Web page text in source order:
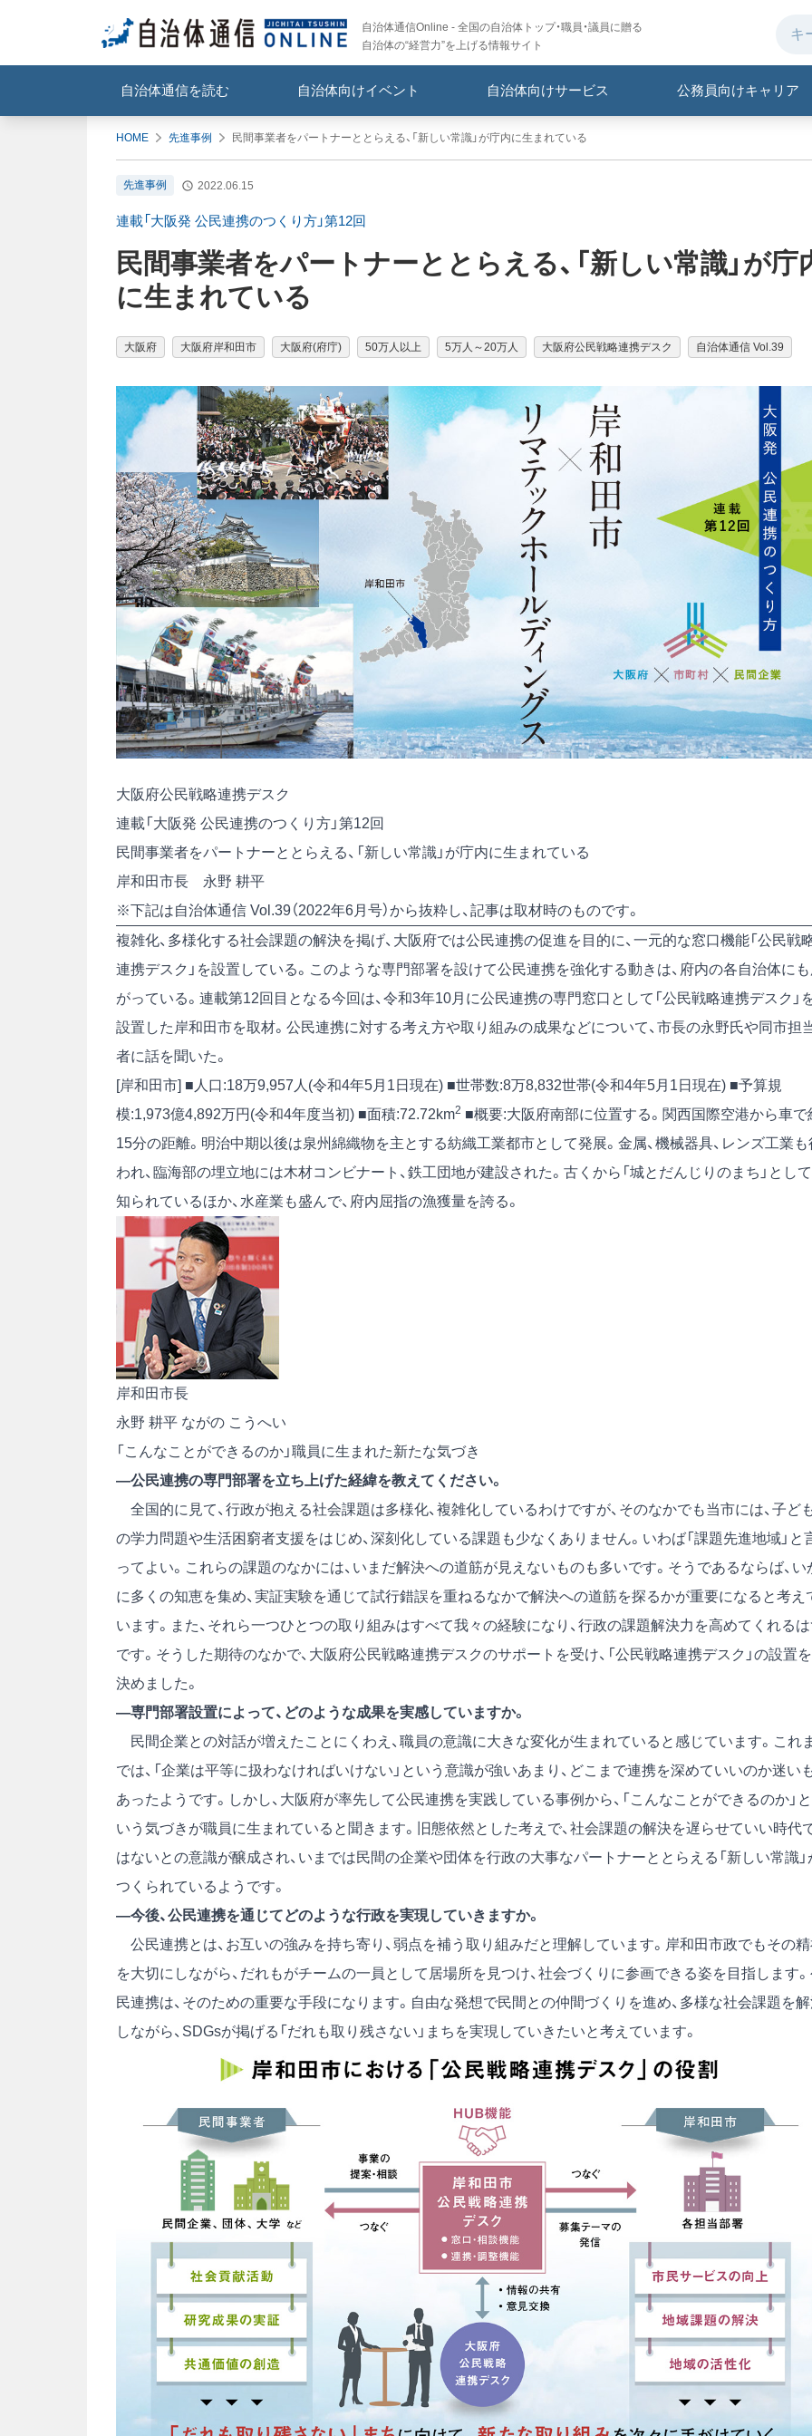
自治体通信Online - 全国の自治体トップ・職員・議員に贈る
自治体の“経営力”を上げる情報サイト
自治体通信を読む 自治体向けイベント 自治体向けサービス 公務員向けキャリア
HOME 先進事例 民間事業者をパートナーととらえる、「新しい常識」が庁内に生まれている
先進事例 2022.06.15
連載「大阪発 公民連携のつくり方」第12回
民間事業者をパートナーととらえる、「新しい常識」が庁
に生まれている
大阪府 大阪府岸和田市 大阪府(府庁) 50万人以上 5万人～20万人 大阪府公民戦略連携デスク 自治体通信 Vol.39
大阪府公民戦略連携デスク
連載「大阪発 公民連携のつくり方」第12回
民間事業者をパートナーととらえる、「新しい常識」が庁内に生まれている
岸和田市長 永野 耕平
※下記は自治体通信 Vol.39（2022年6月号）から抜粋し、記事は取材時のものです。
複雑化、多様化する社会課題の解決を掲げ、大阪府では公民連携の促進を目的に、一元的な窓口機能「公民戦
連携デスク」を設置している。このような専門部署を設けて公民連携を強化する動きは、府内の各自治体に
がっている。連載第12回目となる今回は、令和3年10月に公民連携の専門窓口として「公民戦略連携デスク」
設置した岸和田市を取材。公民連携に対する考え方や取り組みの成果などについて、市長の永野氏や同市担
者に話を聞いた。
[岸和田市] ■人口:18万9,957人(令和4年5月1日現在) ■世帯数:8万8,832世帯(令和4年5月1日現在) ■予算規
模:1,973億4,892万円(令和4年度当初) ■面積:72.72km2 ■概要:大阪府南部に位置する。関西国際空港から車で
15分の距離。明治中期以後は泉州綿織物を主とする紡織工業都市として発展。金属、機械器具、レンズ工業も
われ、臨海部の埋立地には木材コンビナート、鉄工団地が建設された。古くから「城とだんじりのまち」として
知られているほか、水産業も盛んで、府内屈指の漁獲量を誇る。
岸和田市長
永野 耕平 ながの こうへい
「こんなことができるのか」職員に生まれた新たな気づき
―公民連携の専門部署を立ち上げた経緯を教えてください。
全国的に見て、行政が抱える社会課題は多様化、複雑化しているわけですが、そのなかでも当市には、子ど
の学力問題や生活困窮者支援をはじめ、深刻化している課題も少なくありません。いわば「課題先進地域」と
ってよい。これらの課題のなかには、いまだ解決への道筋が見えないものも多いです。そうであるならば、い
に多くの知恵を集め、実証実験を通じて試行錯誤を重ねるなかで解決への道筋を探るかが重要になると考え
います。また、それら一つひとつの取り組みはすべて我々の経験になり、行政の課題解決力を高めてくれる
です。そうした期待のなかで、大阪府公民戦略連携デスクのサポートを受け、「公民戦略連携デスク」の設置を
決めました。
―専門部署設置によって、どのような成果を実感していますか。
民間企業との対話が増えたことにくわえ、職員の意識に大きな変化が生まれていると感じています。これま
では、「企業は平等に扱わなければいけない」という意識が強いあまり、どこまで連携を深めていいのか迷い
あったようです。しかし、大阪府が率先して公民連携を実践している事例から、「こんなことができるのか」と
いう気づきが職員に生まれていると聞きます。旧態依然とした考えで、社会課題の解決を遅らせていい時代
はないとの意識が醸成され、いまでは民間の企業や団体を行政の大事なパートナーととらえる「新しい常識」
つくられているようです。
―今後、公民連携を通じてどのような行政を実現していきますか。
公民連携とは、お互いの強みを持ち寄り、弱点を補う取り組みだと理解しています。岸和田市政でもその
を大切にしながら、だれもがチームの一員として居場所を見つけ、社会づくりに参画できる姿を目指します
民連携は、そのための重要な手段になります。自由な発想で民間との仲間づくりを進め、多様な社会課題を
しながら、SDGsが掲げる「だれも取り残さない」まちを実現していきたいと考えています。